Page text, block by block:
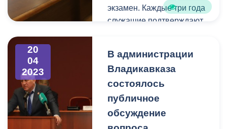
экзамен. Каждые три года
служащие подтверждают
собеседование и
тестирование. Согласно
графику, утвержденному
АМС г. Владикавказа,
экзамен сдавали 103
20
04
2023
В администрации
Владикавказа
состоялось
публичное
обсуждение